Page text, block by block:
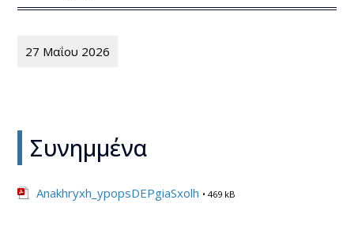
27 Μαΐου 2026
Συνημμένα
Anakhryxh_ypopsDEPgiaSxolh • 469 kB